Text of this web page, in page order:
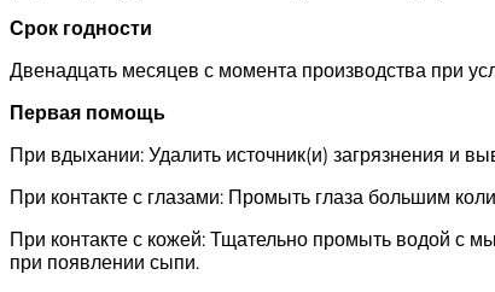
Срок годности
Двенадцать месяцев с момента производства при
Первая помощь
При вдыхании: Удалить источник(и) загрязнения и
При контакте с глазами: Промыть глаза большим
При контакте с кожей: Тщательно промыть водой с
при появлении сыпи.